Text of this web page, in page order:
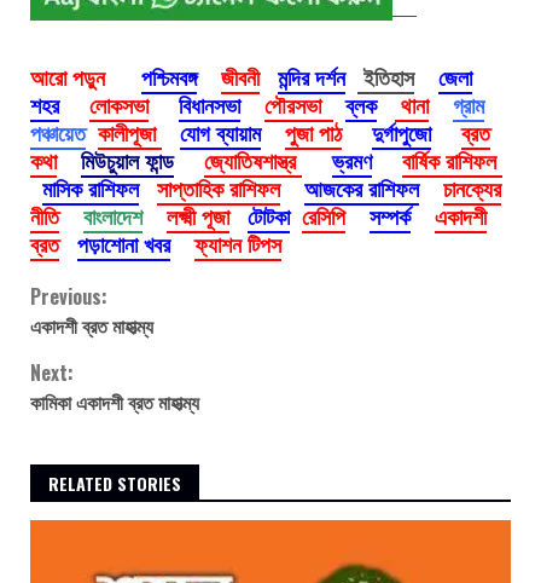
আরো পড়ুন পশ্চিমবঙ্গ জীবনী মন্দির দর্শন ইতিহাস
জেলা
শহর
লোকসভা বিধানসভা পৌরসভা ব্লক থানা
গ্রাম
পঞ্চায়েত কালীপূজা যোগ ব্যায়াম পুজা পাঠ দুর্গাপুজো
ব্রত
কথা
মিউচুয়াল ফান্ড জ্যোতিষশাস্ত্র ভ্রমণ
বার্ষিক রাশিফল
মাসিক রাশিফল সাপ্তাহিক রাশিফল আজকের রাশিফল
চানক্যের
নীতি
বাংলাদেশ লক্ষ্মী পূজা টোটকা রেসিপি সম্পর্ক
একাদশী
ব্রত পড়াশোনা খবর ফ্যাশন টিপস
Continue
Reading
Previous:
একাদশী ব্রত মাহাত্ম্য
Next:
কামিকা একাদশী ব্রত মাহাত্ম্য
RELATED STORIES